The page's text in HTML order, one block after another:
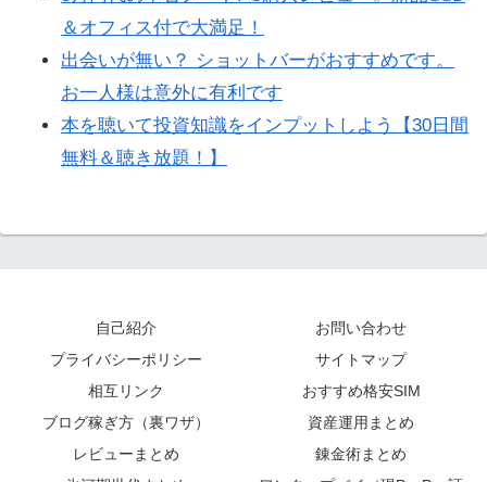
＆オフィス付で大満足！
出会いが無い？ ショットバーがおすすめです。
お一人様は意外に有利です
本を聴いて投資知識をインプットしよう【30日間
無料＆聴き放題！】
自己紹介
お問い合わせ
プライバシーポリシー
サイトマップ
相互リンク
おすすめ格安SIM
ブログ稼ぎ方（裏ワザ）
資産運用まとめ
レビューまとめ
錬金術まとめ